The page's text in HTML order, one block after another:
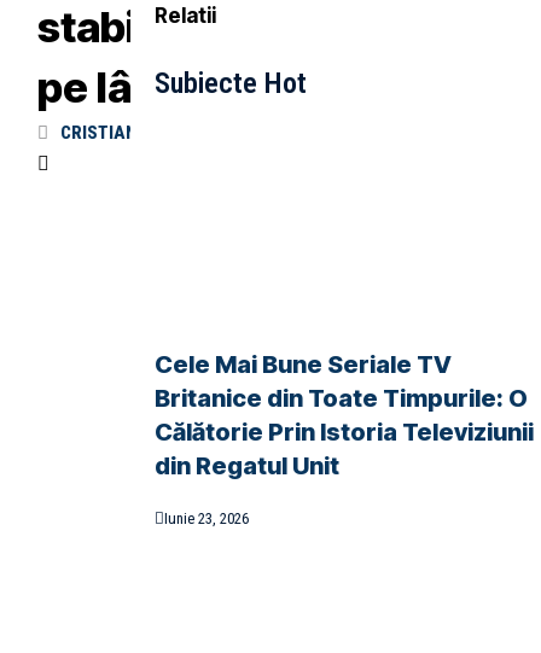
Relatii
Subiecte Hot
Cele Mai Bune Seriale TV
Britanice din Toate Timpurile: O
Călătorie Prin Istoria Televiziunii
din Regatul Unit
Iunie 23, 2026
stabil și o mică afacere
pe lângă?
CRISTIAN DUMITRIU